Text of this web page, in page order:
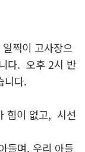
찍이 고사장으
다. 오후 2시 반
니다.
힘이 없고, 시선
들며, 우리 아들